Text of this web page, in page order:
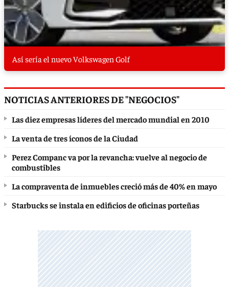
Así sería el nuevo Volkswagen Golf
NOTICIAS ANTERIORES DE "NEGOCIOS"
Las diez empresas líderes del mercado mundial en 2010
La venta de tres íconos de la Ciudad
Perez Companc va por la revancha: vuelve al negocio de
combustibles
La compraventa de inmuebles creció más de 40% en mayo
Starbucks se instala en edificios de oficinas porteñas